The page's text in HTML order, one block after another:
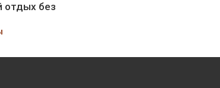
отдых без